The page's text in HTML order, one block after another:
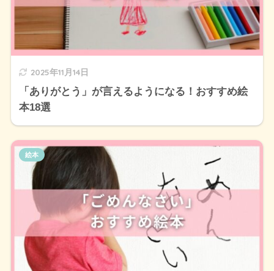
2025年11月14日
「ありがとう」が言えるようになる！おすすめ絵
本18選
絵本